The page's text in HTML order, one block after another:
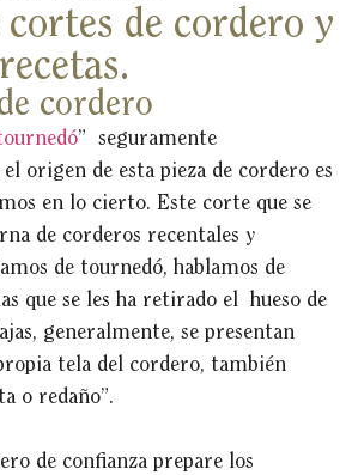
de cordero y
cordero
” seguramente
el origen de esta pieza de cordero es
en lo cierto. Este corte que se
de corderos recentales y
de tournedó, hablamos de
que se les ha retirado el hueso de
generalmente, se presentan
tela del cordero, también
o redaño”.
de confianza prepare los